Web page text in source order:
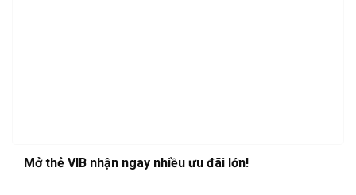
Mở thẻ VIB nhận ngay nhiều ưu đãi lớn!